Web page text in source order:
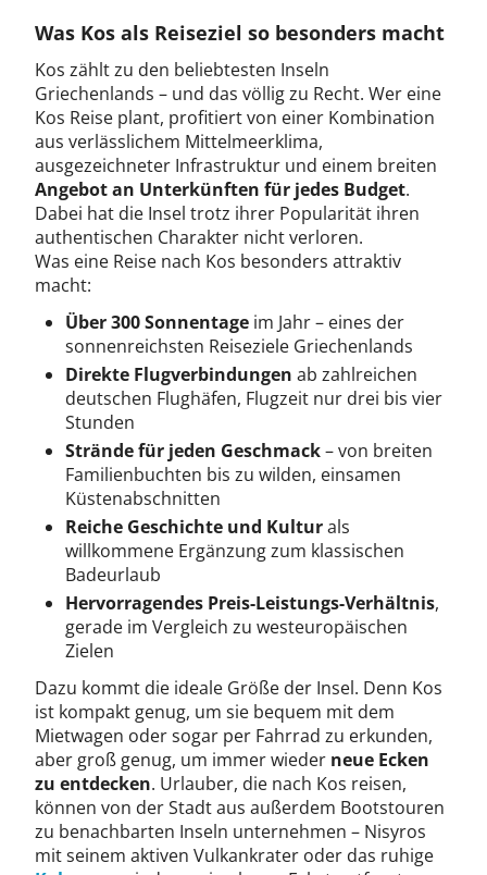
Was Kos als Reiseziel so besonders macht
Kos zählt zu den beliebtesten Inseln
Griechenlands – und das völlig zu Recht. Wer eine
Kos Reise plant, profitiert von einer Kombination
aus verlässlichem Mittelmeerklima,
ausgezeichneter Infrastruktur und einem breiten
Angebot an Unterkünften für jedes Budget.
Dabei hat die Insel trotz ihrer Popularität ihren
authentischen Charakter nicht verloren.
Was eine Reise nach Kos besonders attraktiv
macht:
Über 300 Sonnentage im Jahr – eines der
sonnenreichsten Reiseziele Griechenlands
Direkte Flugverbindungen ab zahlreichen
deutschen Flughäfen, Flugzeit nur drei bis vier
Stunden
Strände für jeden Geschmack– von breiten
Familienbuchten bis zu wilden, einsamen
Küstenabschnitten
Reiche Geschichte und Kulturals
willkommene Ergänzung zum klassischen
Badeurlaub
Hervorragendes Preis-Leistungs-Verhältnis,
gerade im Vergleich zu westeuropäischen
Zielen
Dazu kommt die ideale Größe der Insel. Denn Kos
ist kompakt genug, um sie bequem mit dem
Mietwagen oder sogar per Fahrrad zu erkunden,
aber groß genug, um immer wieder neue Ecken
zu entdecken. Urlauber, die nach Kos reisen,
können von der Stadt aus außerdem Bootstouren
zu benachbarten Inseln unternehmen – Nisyros
mit seinem aktiven Vulkankrater oder das ruhige